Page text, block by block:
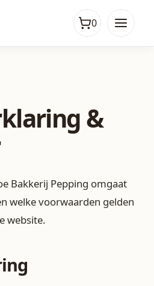
0
&
Bakkerij Pepping omgaat
welke voorwaarden gelden
website.